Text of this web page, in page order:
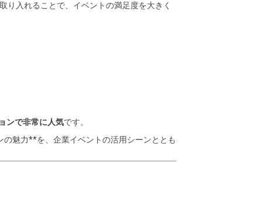
り入れることで、イベントの満足度を大きく
ンで非常に人気です。
魅力**を、企業イベントの活用シーンととも